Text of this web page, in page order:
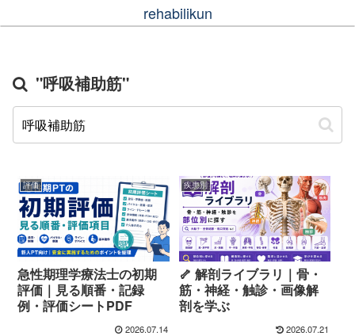
rehabilikun
"呼吸補助筋"
評価
急性期理学療法士の初期
評価｜見る順番・記録
例・評価シートPDF
2026.07.14
疾患別
🦴 解剖ライブラリ｜骨・
筋・神経・触診・画像解
剖を学ぶ
2026.07.21